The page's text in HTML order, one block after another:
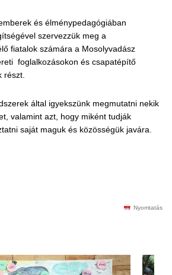
és élménypedagógiában
szervezzük meg a
fiatalok számára a Mosolyvadász
foglalkozásokon és csapatépítő
részt.
által igyekszünk megmutatni nekik
valamint azt, hogy miként tudják
saját maguk és közösségük javára.
Nyomtatás